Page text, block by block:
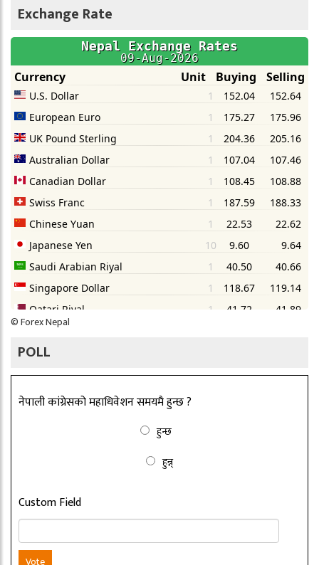
Exchange Rate
©Forex Nepal
POLL
नेपाली कांग्रेसको महाधिवेशन समयमै हुन्छ ?
हुन्छ
हुन्न्
Custom Field